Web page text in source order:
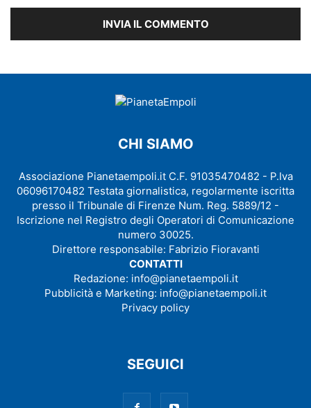
CHI SIAMO
Associazione Pianetaempoli.it C.F. 91035470482 - P.Iva
06096170482 Testata giornalistica, regolarmente iscritta
presso il Tribunale di Firenze Num. Reg. 5889/12 -
Iscrizione nel Registro degli Operatori di Comunicazione
numero 30025.
Direttore responsabile: Fabrizio Fioravanti
CONTATTI
Redazione: info@pianetaempoli.it
Pubblicità e Marketing: info@pianetaempoli.it
Privacy policy
SEGUICI